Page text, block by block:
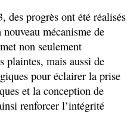
des progrès ont été réalisés
mécanisme de
non seulement
plaintes, mais aussi de
pour éclairer la prise
et la conception de
renforcer l’intégrité